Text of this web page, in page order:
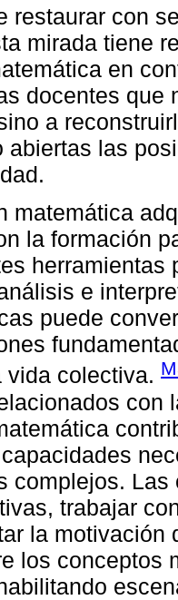
restaurar con
mirada tiene
en
docentes que
a
abiertas las
matemática
la formación
herramientas
e
puede
vida colectiva.
con
complejos.
trabajar
la motivación
los conceptos